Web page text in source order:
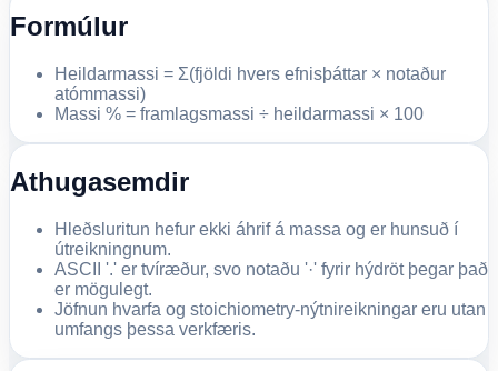
Formúlur
Heildarmassi = Σ(fjöldi hvers efnisþáttar × notaður
atómmassi)
Massi % = framlagsmassi ÷ heildarmassi × 100
Athugasemdir
Hleðsluritun hefur ekki áhrif á massa og er hunsuð í
útreikningnum.
ASCII '.' er tvíræður, svo notaðu '·' fyrir hýdröt þegar það
er mögulegt.
Jöfnun hvarfa og stoichiometry-nýtnireikningar eru utan
umfangs þessa verkfæris.